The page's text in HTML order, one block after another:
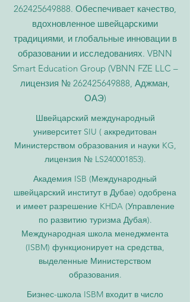
262425649888. Обеспечивает качество,
вдохновленное швейцарскими
традициями, и глобальные инновации в
образовании и исследованиях. VBNN
Smart Education Group (VBNN FZE LLC –
лицензия № 262425649888, Аджман,
ОАЭ)
Швейцарский международный
университет SIU ( аккредитован
Министерством образования и науки KG,
лицензия № LS240001853).
Академия ISB (Международный
швейцарский институт в Дубае) одобрена
и имеет разрешение KHDA (Управление
по развитию туризма Дубая).
Международная школа менеджмента
(ISBM) функционирует на средства,
выделенные Министерством
образования.
Бизнес-школа ISBM входит в число